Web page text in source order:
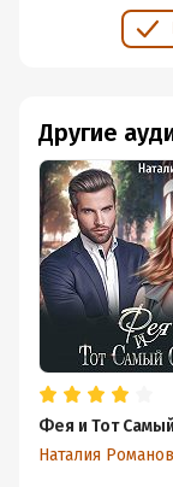
Другие
Фея и Тот
Наталия